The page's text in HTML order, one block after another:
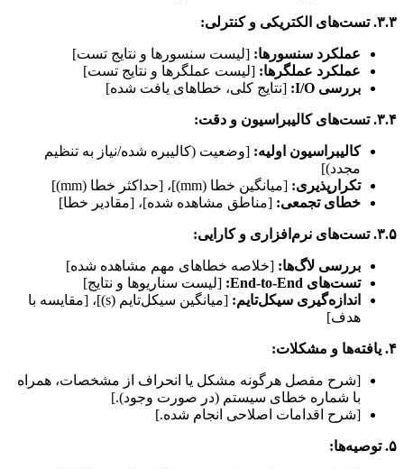
۳.۳. تست‌های الکتریکی و کنترلی:
عملکرد سنسورها: [لیست سنسورها و نتایج تست]
عملکرد عملگرها: [لیست عملگرها و نتایج تست]
بررسی I/O:
[نتایج کلی، خطاهای یافت شده]
۳.۴. تست‌های کالیبراسیون و دقت:
کالیبراسیون اولیه: [وضعیت (کالیبره شده/نیاز به تنظیم
مجدد)]
تکرارپذیری: [میانگین خطا (mm)]، [حداکثر خطا (mm)]
خطای تجمعی: [مناطق مشاهده شده]، [مقادیر خطا]
۳.۵. تست‌های نرم‌افزاری و کارایی:
بررسی لاگ‌ها: [خلاصه خطاهای مهم مشاهده شده]
تست‌های End-to-End:
[لیست سناریوها و نتایج]
اندازه‌گیری سیکل‌تایم:
[میانگین سیکل‌تایم (s)]، [مقایسه با
هدف]
۴. یافته‌ها و مشکلات:
[شرح مفصل هرگونه مشکل یا انحراف از مشخصات، همراه
با شماره خطای سیستم (در صورت وجود).]
[شرح اقدامات اصلاحی انجام شده.]
۵. توصیه‌ها: